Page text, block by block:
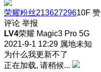
荣耀粉丝21362729610F 赞
评论 举报
LV4荣耀 Magic3 Pro 5G
2021-9-1 12:29 属地未知
为什么我更新不了
正在加载, 请稍候...